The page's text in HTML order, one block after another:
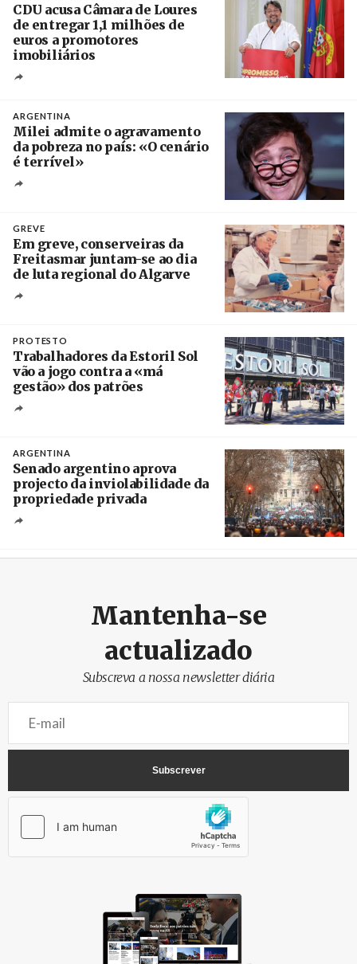
CDU acusa Câmara de Loures
de entregar 1,1 milhões de
euros a promotores
imobiliários
ARGENTINA
Milei admite o agravamento
da pobreza no país: «O cenário
é terrível»
GREVE
Em greve, conserveiras da
Freitasmar juntam-se ao dia
de luta regional do Algarve
PROTESTO
Trabalhadores da Estoril Sol
vão a jogo contra a «má
gestão» dos patrões
ARGENTINA
Senado argentino aprova
projecto da inviolabilidade da
propriedade privada
Mantenha-se
actualizado
Subscreva a nossa newsletter diária